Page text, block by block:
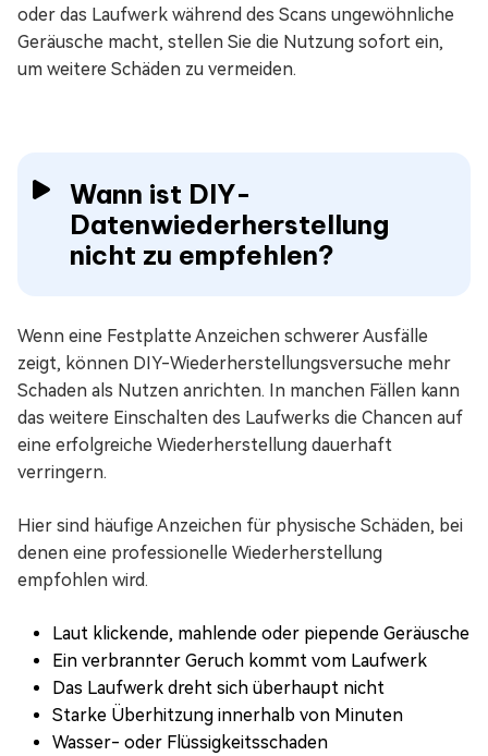
oder das Laufwerk während des Scans ungewöhnliche
Geräusche macht, stellen Sie die Nutzung sofort ein,
um weitere Schäden zu vermeiden.
Wann ist DIY-
Datenwiederherstellung
nicht zu empfehlen?
Wenn eine Festplatte Anzeichen schwerer Ausfälle
zeigt, können DIY-Wiederherstellungsversuche mehr
Schaden als Nutzen anrichten. In manchen Fällen kann
das weitere Einschalten des Laufwerks die Chancen auf
eine erfolgreiche Wiederherstellung dauerhaft
verringern.
Hier sind häufige Anzeichen für physische Schäden, bei
denen eine professionelle Wiederherstellung
empfohlen wird.
Laut klickende, mahlende oder piepende Geräusche
Ein verbrannter Geruch kommt vom Laufwerk
Das Laufwerk dreht sich überhaupt nicht
Starke Überhitzung innerhalb von Minuten
Wasser- oder Flüssigkeitsschaden